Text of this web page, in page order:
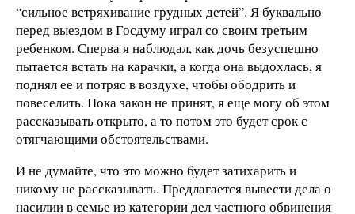
“сильное встряхивание грудных детей”. Я буквально
перед выездом в Госдуму играл со своим третьим
ребенком. Сперва я наблюдал, как дочь безуспешно
пытается встать на карачки, а когда она выдохлась, я
поднял ее и потряс в воздухе, чтобы ободрить и
повеселить. Пока закон не принят, я еще могу об этом
рассказывать открыто, а то потом это будет срок с
отягчающими обстоятельствами.
И не думайте, что это можно будет затихарить и
никому не рассказывать. Предлагается вывести дела о
насилии в семье из категории дел частного обвинения